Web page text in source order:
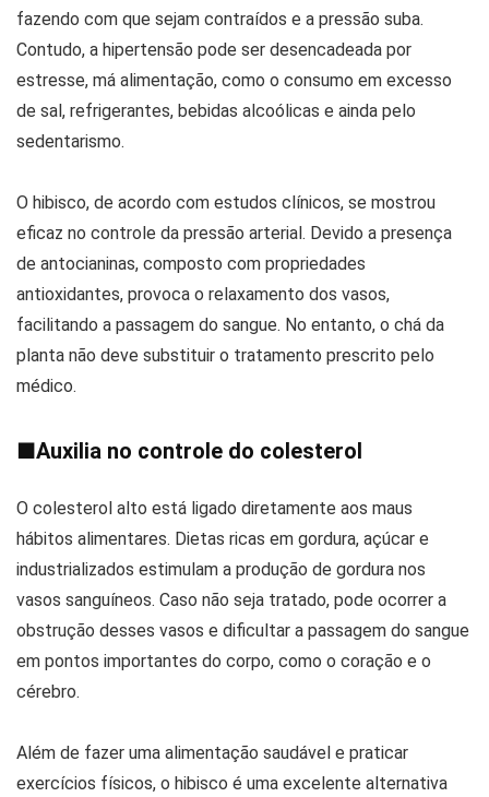
fazendo com que sejam contraídos e a pressão suba.
Contudo, a hipertensão pode ser desencadeada por
estresse, má alimentação, como o consumo em excesso
de sal, refrigerantes, bebidas alcoólicas e ainda pelo
sedentarismo.
O hibisco, de acordo com estudos clínicos, se mostrou
eficaz no controle da pressão arterial. Devido a presença
de antocianinas, composto com propriedades
antioxidantes, provoca o relaxamento dos vasos,
facilitando a passagem do sangue. No entanto, o chá da
planta não deve substituir o tratamento prescrito pelo
médico.
■Auxilia no controle do colesterol
O colesterol alto está ligado diretamente aos maus
hábitos alimentares. Dietas ricas em gordura, açúcar e
industrializados estimulam a produção de gordura nos
vasos sanguíneos. Caso não seja tratado, pode ocorrer a
obstrução desses vasos e dificultar a passagem do sangue
em pontos importantes do corpo, como o coração e o
cérebro.
Além de fazer uma alimentação saudável e praticar
exercícios físicos, o hibisco é uma excelente alternativa